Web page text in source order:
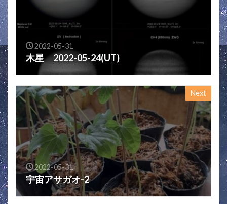
2022-05-31
木星 2022-05-24(UT)
Next
2022-05-31
宇宙アサガオ-2